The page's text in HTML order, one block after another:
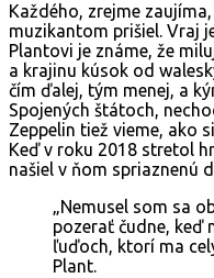
Každého, zrejme
muzikantom prišiel. Vraj
Plantovi je známe, že
a krajinu kúsok od
čím ďalej, tým menej, a
Spojených štátoch,
Zeppelin tiež vieme, ako
Keď v roku 2018 stretol
našiel v ňom spriaznenú
„Nemusel som sa
pozerať čudne, keď
ľuďoch, ktorí ma
Plant.